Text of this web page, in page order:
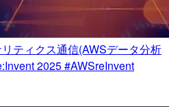
ティクス通信(AWSデータ分析
2025 #AWSreInvent